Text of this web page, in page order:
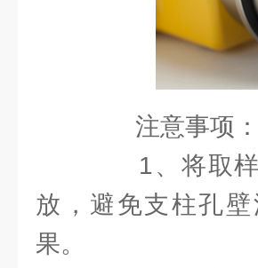
注意事项：
1、将取样
放，避免支柱孔
果。